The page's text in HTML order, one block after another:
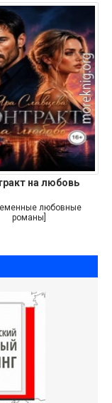
на любовь
любовные
романы]